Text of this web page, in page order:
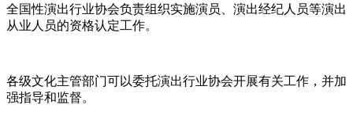
全国性演出行业协会负责组织实施演员、演出经纪人员等演出
从业人员的资格认定工作。
各级文化主管部门可以委托演出行业协会开展有关工作，并加
强指导和监督。